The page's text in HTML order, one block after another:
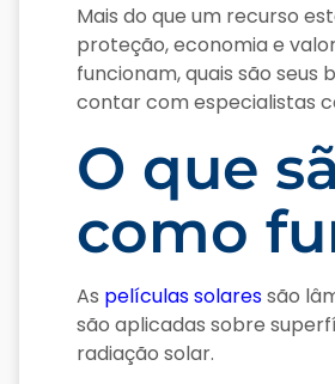
Mais do que um recurso
proteção, economia e
funcionam, quais são
contar com especialistas
O que
como
As películas solaressão
são aplicadas sobre
radiação solar.